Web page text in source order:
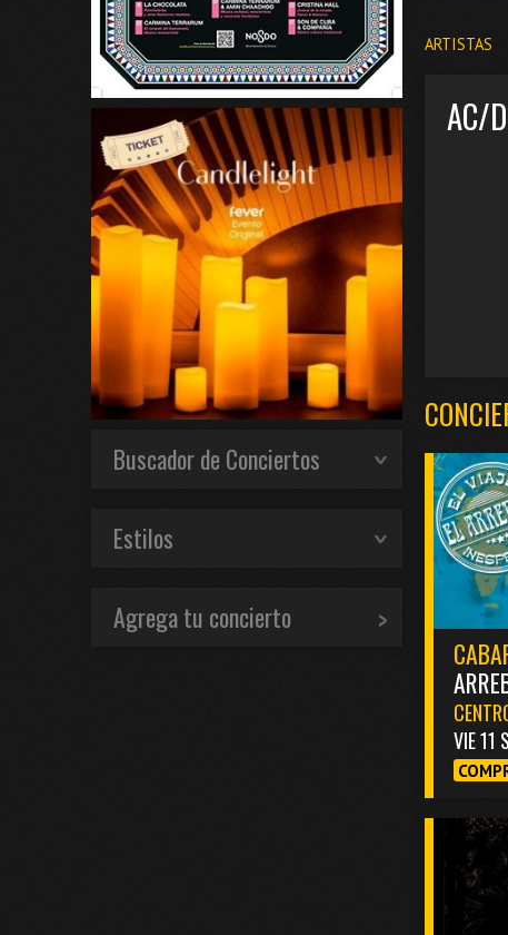
ARTISTAS
AC/
VIE 11
Buscador de Conciertos
Estilos
Agrega tu concierto